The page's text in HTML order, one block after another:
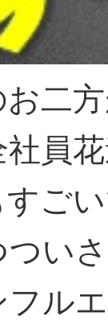
お二
員
ご
つい
ル